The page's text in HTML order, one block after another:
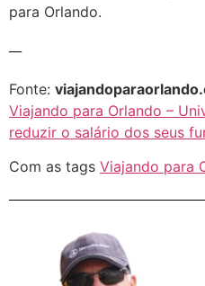
para Orlando.
Fonte:
Viajando para Orlando –
reduzir o salário dos seus
Com as tags Viajando para